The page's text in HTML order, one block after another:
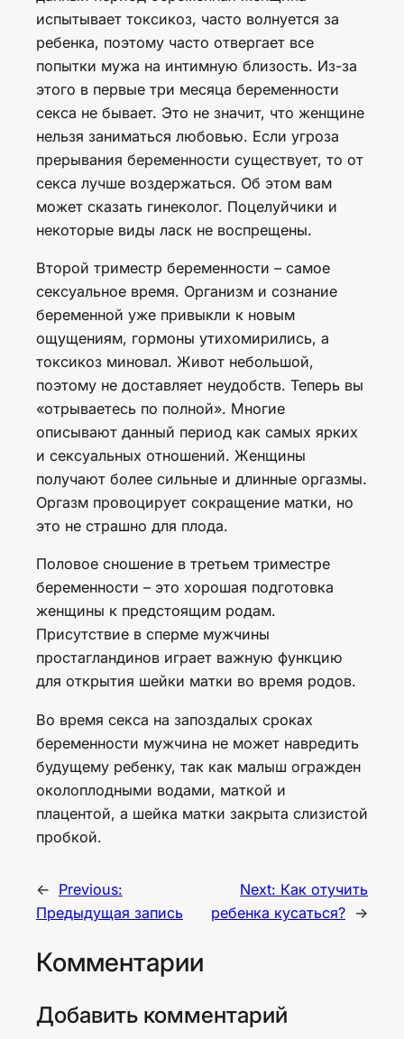
испытывает токсикоз, часто волнуется за
ребенка, поэтому часто отвергает все
попытки мужа на интимную близость. Из-за
этого в первые три месяца беременности
секса не бывает. Это не значит, что женщине
нельзя заниматься любовью. Если угроза
прерывания беременности существует, то от
секса лучше воздержаться. Об этом вам
может сказать гинеколог. Поцелуйчики и
некоторые виды ласк не воспрещены.
Второй триместр беременности – самое
сексуальное время. Организм и сознание
беременной уже привыкли к новым
ощущениям, гормоны утихомирились, а
токсикоз миновал. Живот небольшой,
поэтому не доставляет неудобств. Теперь вы
«отрываетесь по полной». Многие
описывают данный период как самых ярких
и сексуальных отношений. Женщины
получают более сильные и длинные оргазмы.
Оргазм провоцирует сокращение матки, но
это не страшно для плода.
Половое сношение в третьем триместре
беременности – это хорошая подготовка
женщины к предстоящим родам.
Присутствие в сперме мужчины
простагландинов играет важную функцию
для открытия шейки матки во время родов.
Во время секса на запоздалых сроках
беременности мужчина не может навредить
будущему ребенку, так как малыш огражден
околоплодными водами, маткой и
плацентой, а шейка матки закрыта слизистой
пробкой.
← Previous:
Предыдущая запись
Next: Как отучить
ребенка кусаться? →
Комментарии
Добавить комментарий